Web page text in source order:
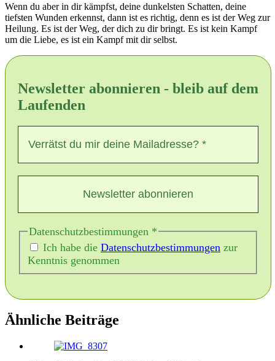
Wenn du aber in dir kämpfst, deine dunkelsten Schatten, deine
tiefsten Wunden erkennst, dann ist es richtig, denn es ist der Weg zur
Heilung. Es ist der Weg, der dich zu dir bringt. Es ist kein Kampf
um die Liebe, es ist ein Kampf mit dir selbst.
Newsletter abonnieren - bleib auf dem
Laufenden
Datenschutzbestimmungen *
Ich habe die Datenschutzbestimmungen zur
Kenntnis genommen
Ähnliche Beiträge